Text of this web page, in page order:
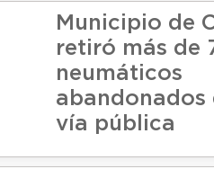
Municipio de
retiró más de
neumáticos
abandonados
vía pública